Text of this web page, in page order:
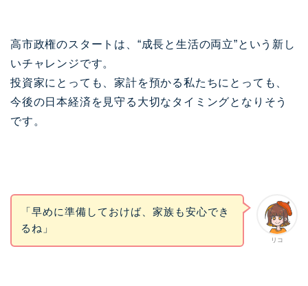
高市政権のスタートは、“成長と生活の両立”という新し
いチャレンジです。
投資家にとっても、家計を預かる私たちにとっても、
今後の日本経済を見守る大切なタイミングとなりそう
です。
リコ
「早めに準備しておけば、家族も安心でき
るね」